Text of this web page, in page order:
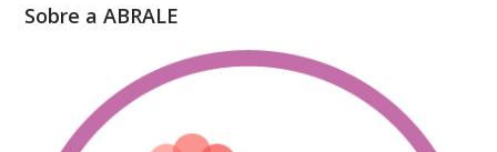
Sobre a ABRALE